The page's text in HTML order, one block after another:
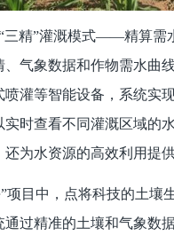
精”灌溉模式——精算需
气象数据和作物需水曲
灌等智能设备，系统实
时查看不同灌溉区域的
为水资源的高效利用提供
目中，点将科技的土壤
过精准的土壤和气象数